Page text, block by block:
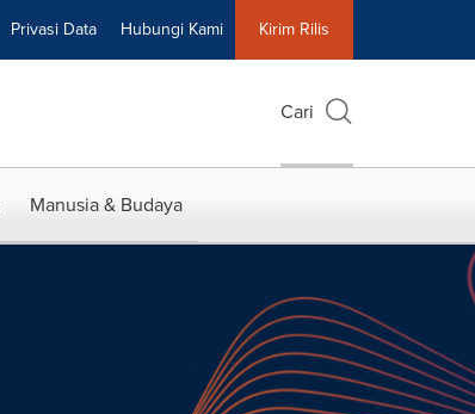
Privasi Data Hubungi Kami Kirim Rilis
Cari
Manusia & Budaya